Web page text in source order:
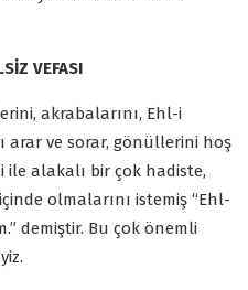
VEFASI
akrabalarını, Ehl-i
arar ve sorar, gönüllerini hoş
ile alakalı bir çok hadiste,
olmalarını istemiş “Ehl-
demiştir. Bu çok önemli